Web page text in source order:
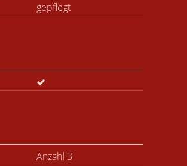
gepflegt
Anzahl 3